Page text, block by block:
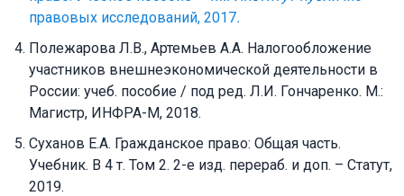
правовых исследований, 2017.
Полежарова Л.В., Артемьев А.А. Налогообложение
участников внешнеэкономической деятельности в
России: учеб. пособие / под ред. Л.И. Гончаренко. М.:
Магистр, ИНФРА-М, 2018.
Суханов Е.А. Гражданское право: Общая часть.
Учебник. В 4 т. Том 2. 2-е изд. перераб. и доп. – Статут,
2019.